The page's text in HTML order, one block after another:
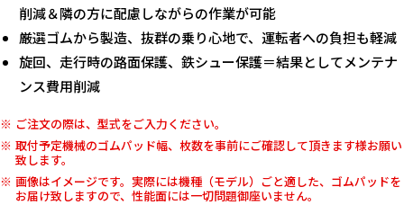
削減＆隣の方に配慮しながらの作業が可能
厳選ゴムから製造、抜群の乗り心地で、運転者への負担も軽減
旋回、走行時の路面保護、鉄シュー保護＝結果としてメンテナ
ンス費用削減
ご注文の際は、型式をご入力ください。
取付予定機械のゴムパッド幅、枚数を事前にご確認して頂きます様お願い
致します。
画像はイメージです。実際には機種（モデル）ごと適した、ゴムパッドを
お届け致しますので、性能面には一切問題御座いません。